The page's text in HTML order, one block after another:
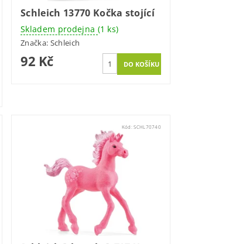
Schleich 13770 Kočka stojící
Skladem prodejna (1 ks)
Značka: Schleich
92 Kč
Kód:SCHL70740